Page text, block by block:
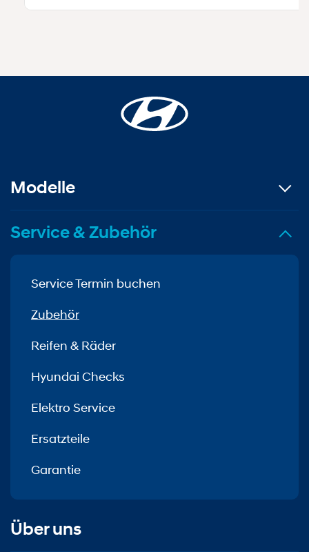
Modelle
Service & Zubehör
Service Termin buchen
Zubehör
Reifen & Räder
Hyundai Checks
Elektro Service
Ersatzteile
Garantie
Über uns